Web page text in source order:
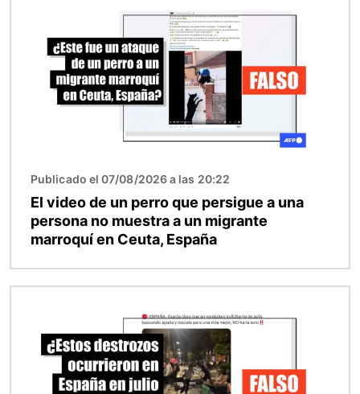
Publicado el 07/08/2026 a las 20:22
El video de un perro que persigue a una
persona no muestra a un migrante
marroquí en Ceuta, España